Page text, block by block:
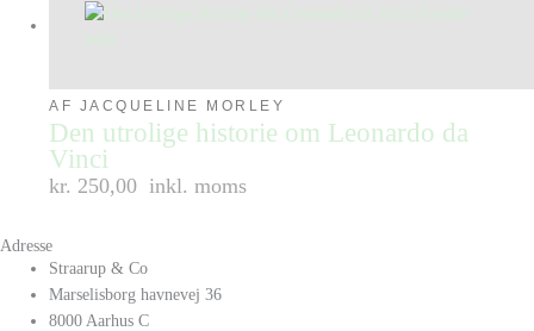
AF JACQUELINE MORLEY
Den utrolige historie om Leonardo da
Vinci
kr. 250,00 inkl. moms
Adresse
Straarup & Co
Marselisborg havnevej 36
8000 Aarhus C